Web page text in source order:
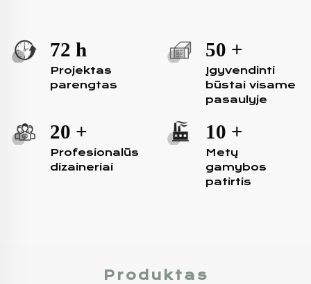
72 h
Projektas
parengtas
50 +
Įgyvendinti
būstai visame
pasaulyje
20 +
Profesionalūs
dizaineriai
10 +
Metų
gamybos
patirtis
Produktas